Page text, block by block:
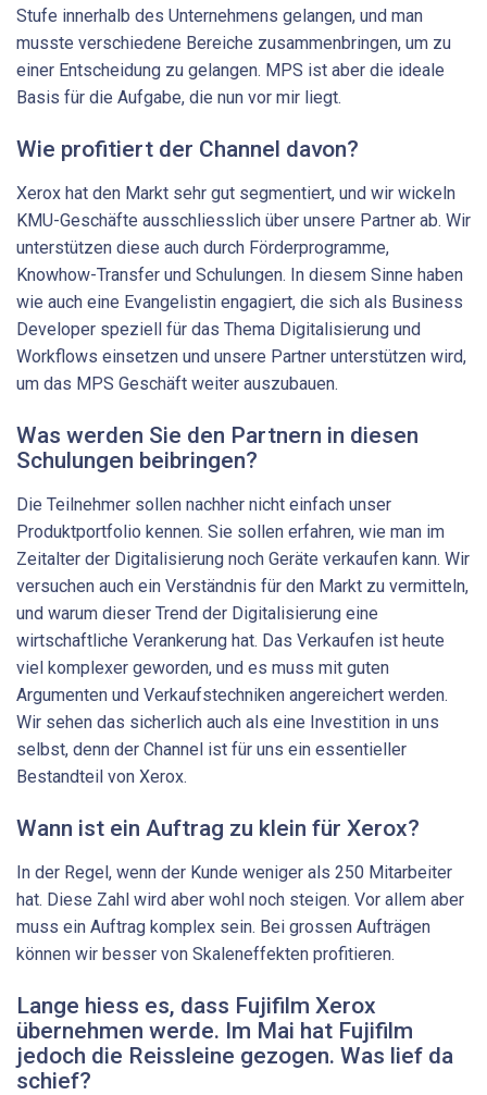
Stufe innerhalb des Unternehmens gelangen, und man
musste verschiedene Bereiche zusammenbringen, um zu
einer Entscheidung zu gelangen. MPS ist aber die ideale
Basis für die Aufgabe, die nun vor mir liegt.
Wie profitiert der Channel davon?
Xerox hat den Markt sehr gut segmentiert, und wir wickeln
KMU-Geschäfte ausschliesslich über unsere Partner ab. Wir
unterstützen diese auch durch Förderprogramme,
Knowhow-Transfer und Schulungen. In diesem Sinne haben
wie auch eine Evangelistin engagiert, die sich als Business
Developer speziell für das Thema Digitalisierung und
Workflows einsetzen und unsere Partner unterstützen wird,
um das MPS Geschäft weiter auszubauen.
Was werden Sie den Partnern in diesen
Schulungen beibringen?
Die Teilnehmer sollen nachher nicht einfach unser
Produktportfolio kennen. Sie sollen erfahren, wie man im
Zeitalter der Digitalisierung noch Geräte verkaufen kann. Wir
versuchen auch ein Verständnis für den Markt zu vermitteln,
und warum dieser Trend der Digitalisierung eine
wirtschaftliche Verankerung hat. Das Verkaufen ist heute
viel komplexer geworden, und es muss mit guten
Argumenten und Verkaufstechniken angereichert werden.
Wir sehen das sicherlich auch als eine Investition in uns
selbst, denn der Channel ist für uns ein essentieller
Bestandteil von Xerox.
Wann ist ein Auftrag zu klein für Xerox?
In der Regel, wenn der Kunde weniger als 250 Mitarbeiter
hat. Diese Zahl wird aber wohl noch steigen. Vor allem aber
muss ein Auftrag komplex sein. Bei grossen Aufträgen
können wir besser von Skaleneffekten profitieren.
Lange hiess es, dass Fujifilm Xerox
übernehmen werde. Im Mai hat Fujifilm
jedoch die Reissleine gezogen. Was lief da
schief?